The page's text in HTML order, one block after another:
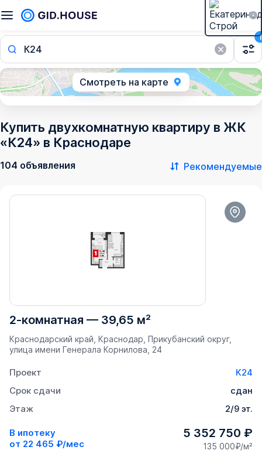
К24
1
Смотреть на карте
Купить двухкомнатную квартиру в ЖК
«К24» в Краснодаре
104 объявления Рекомендуемые
2-комнатная — 39,65 м²
Краснодарский край, Краснодар, Прикубанский округ,
улица имени Генерала Корнилова, 24
Проект
К24
Срок сдачи
сдан
Этаж
2/9 эт.
В ипотеку
от 22 465 ₽/мес
5 352 750 ₽
135 000₽/м²